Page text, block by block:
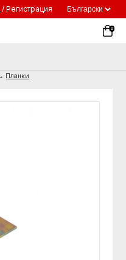
Регистрация
0
Планки